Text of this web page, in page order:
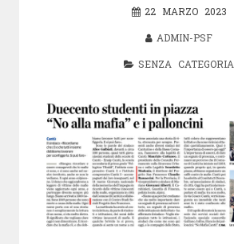
22 MARZO 2023
ADMIN-PSF
SENZA CATEGORIA